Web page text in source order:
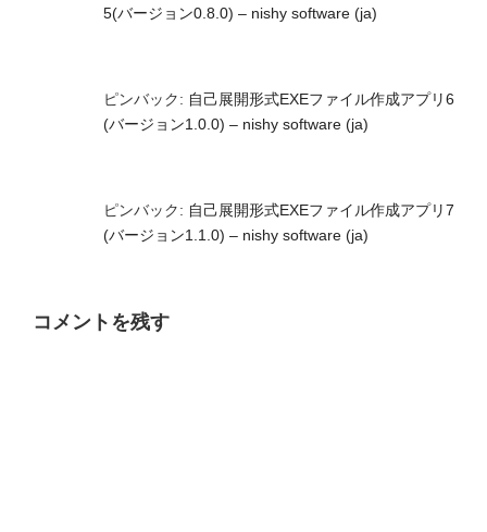
5(バージョン0.8.0) – nishy software (ja)
ピンバック: 自己展開形式EXEファイル作成アプリ6
(バージョン1.0.0) – nishy software (ja)
ピンバック: 自己展開形式EXEファイル作成アプリ7
(バージョン1.1.0) – nishy software (ja)
コメントを残す